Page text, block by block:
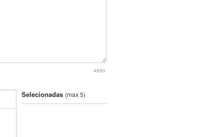
4893
Selecionadas (max 5)